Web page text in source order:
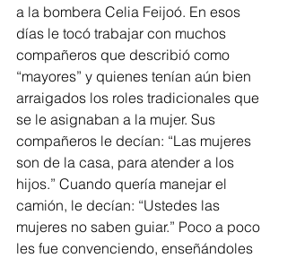
a la bombera Celia Feijoó. En esos
días le tocó trabajar con muchos
compañeros que describió como
“mayores” y quienes tenían aún bien
arraigados los roles tradicionales que
se le asignaban a la mujer. Sus
compañeros le decían: “Las mujeres
son de la casa, para atender a los
hijos.” Cuando quería manejar el
camión, le decían: “Ustedes las
mujeres no saben guiar.” Poco a poco
les fue convenciendo, enseñándoles